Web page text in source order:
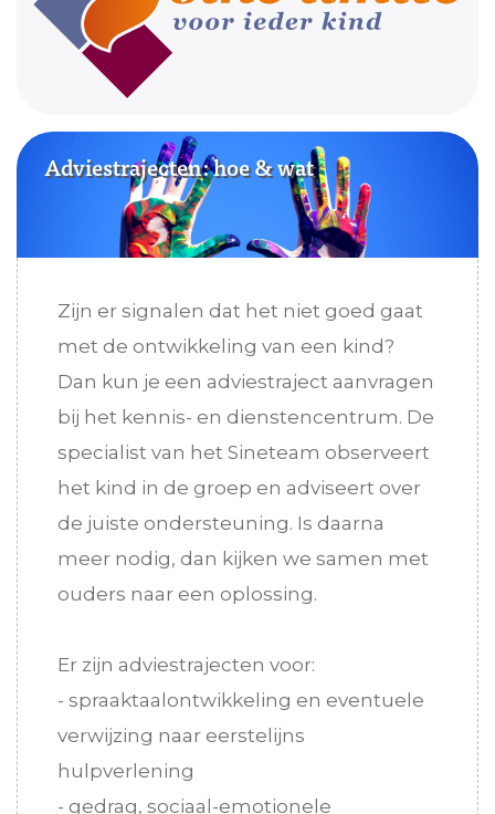
Adviestrajecten: hoe & wat
Zijn er signalen dat het niet goed gaat
met de ontwikkeling van een kind?
Dan kun je een adviestraject aanvragen
bij het kennis- en dienstencentrum. De
specialist van het Sineteam observeert
het kind in de groep en adviseert over
de juiste ondersteuning. Is daarna
meer nodig, dan kijken we samen met
ouders naar een oplossing.
Er zijn adviestrajecten voor:
- spraaktaalontwikkeling en eventuele
verwijzing naar eerstelijns
hulpverlening
- gedrag, sociaal-emotionele